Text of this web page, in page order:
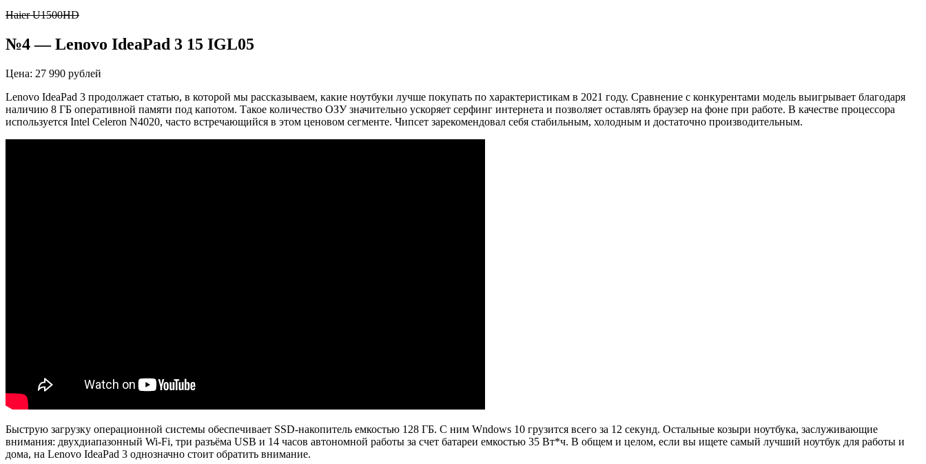
Haier U1500HD
№4 — Lenovo IdeaPad 3 15 IGL05
Цена: 27 990 рублей
Lenovo IdeaPad 3 продолжает статью, в которой мы рассказываем, какие ноутбуки лучше покупать по характеристикам в 2021 году. Сравнение с конкурентами модель выигрывает благодаря
наличию 8 ГБ оперативной памяти под капотом. Такое количество ОЗУ значительно ускоряет серфинг интернета и позволяет оставлять браузер на фоне при работе. В качестве процессора
используется Intel Celeron N4020, часто встречающийся в этом ценовом сегменте. Чипсет зарекомендовал себя стабильным, холодным и достаточно производительным.
Быструю загрузку операционной системы обеспечивает SSD-накопитель емкостью 128 ГБ. С ним Wndows 10 грузится всего за 12 секунд. Остальные козыри ноутбука, заслуживающие
внимания: двухдиапазонный Wi-Fi, три разъёма USB и 14 часов автономной работы за счет батареи емкостью 35 Вт*ч. В общем и целом, если вы ищете самый лучший ноутбук для работы и
дома, на Lenovo IdeaPad 3 однозначно стоит обратить внимание.